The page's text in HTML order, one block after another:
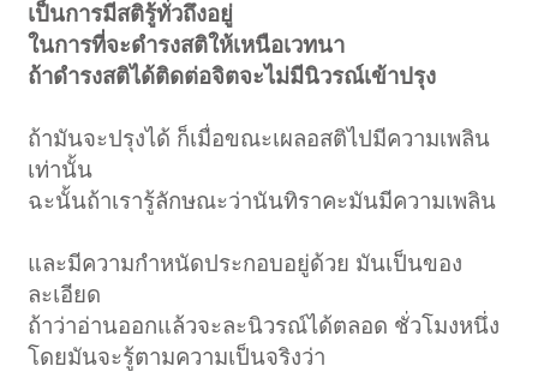
เป็นการมีสติรู้ทั่วถึงอยู่
ในการที่จะดำรงสติให้เหนือเวทนา
ถ้าดำรงสติได้ติดต่อจิตจะไม่มีนิวรณ์เข้าปรุง
ถ้ามันจะปรุงได้ ก็เมื่อขณะเผลอสติไปมีความเพลิน
เท่านั้น
ฉะนั้นถ้าเรารู้ลักษณะว่านันทิราคะมันมีความเพลิน
และมีความกำหนัดประกอบอยู่ด้วย มันเป็นของ
ละเอียด
ถ้าว่าอ่านออกแล้วจะละนิวรณ์ได้ตลอด ชั่วโมงหนึ่ง
โดยมันจะรู้ตามความเป็นจริงว่า